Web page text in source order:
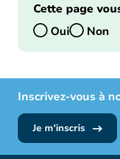
Cette page
Oui
Non
Inscrivez-vous à
Je m'inscris